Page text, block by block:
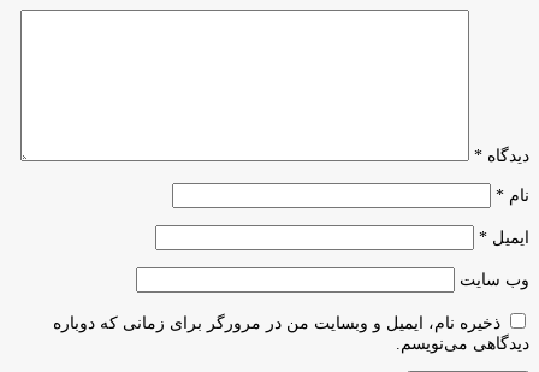
دیدگاه *
نام *
ایمیل *
وب‌ سایت
ذخیره نام، ایمیل و وبسایت من در مرورگر برای زمانی که دوباره
دیدگاهی می‌نویسم.